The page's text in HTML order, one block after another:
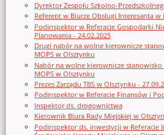
Dyrektor Zespołu Szkolno-
Referent w Biurze Obsługi Interesanta
Podinspektor w Referacie Gospodarki
Planowania - 24.02.2025
Drugi nabór na wolne kierownicze
MOPS w Olsztynku
Nabór na wolne kierownicze
MOPS w Olsztynku
Prezes Zarządu TBS w Olsztynku -
Podinspektor w Referacie Finansów i
Inspektor ds. drogownictwa
Kierownik Biura Rady Miejskiej w
Podinspektor ds. inwestycji w Referacie